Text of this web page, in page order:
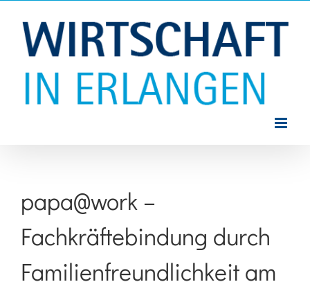
Inhalt
springen
papa@work –
Fachkräftebindung durch
Familienfreundlichkeit am